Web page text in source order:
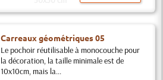
Carreaux géométriques 05
Le pochoir réutilisable à monocouche pour
la décoration, la taille minimale est de
10x10cm, mais la...